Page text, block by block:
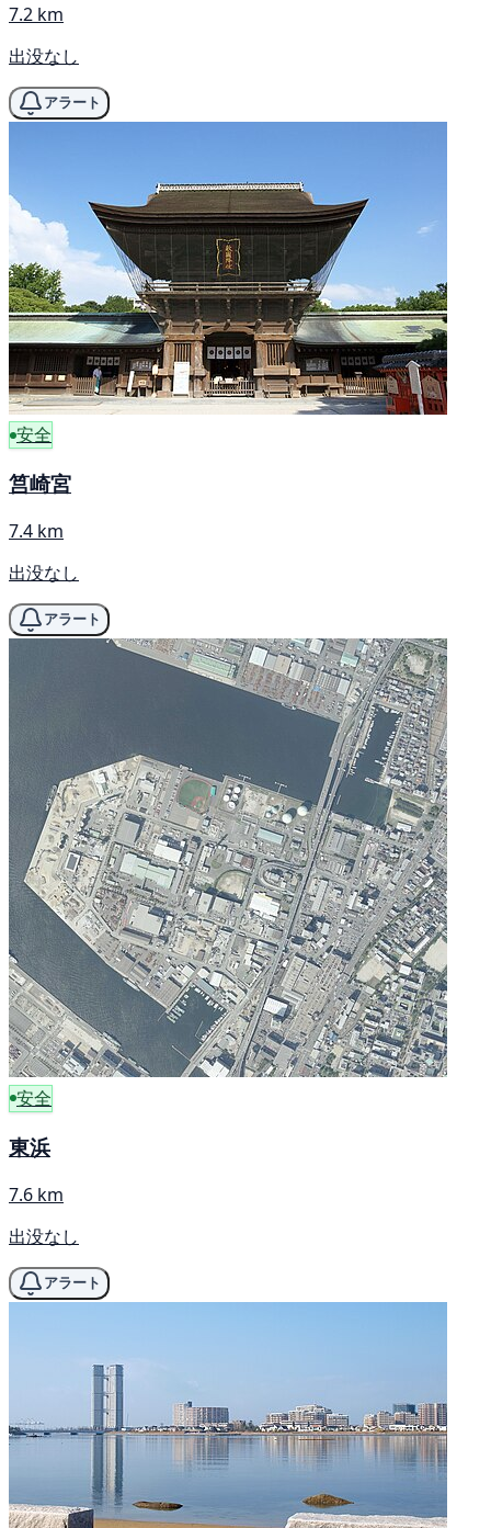
7.2 km
出没なし
アラート
安全
筥崎宮
7.4 km
出没なし
アラート
安全
東浜
7.6 km
出没なし
アラート